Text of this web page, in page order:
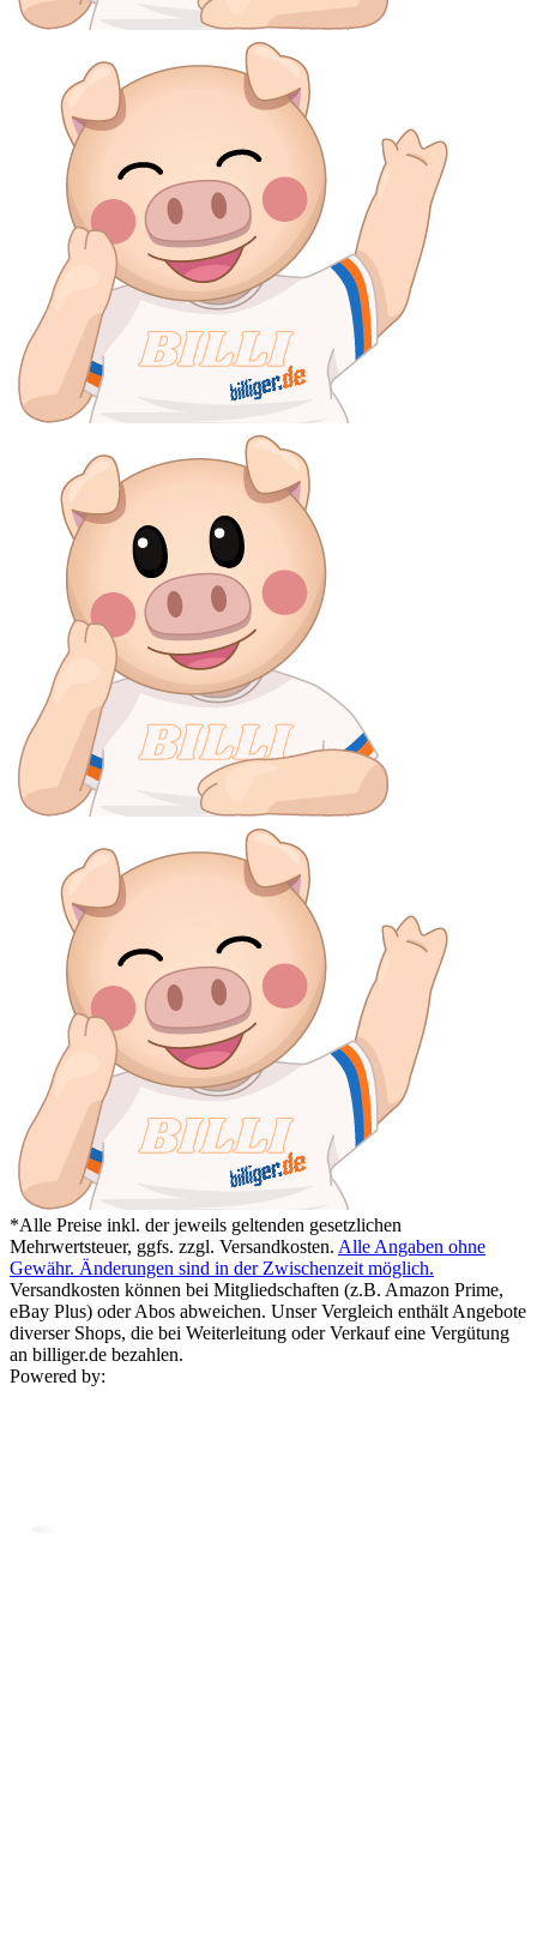
*Alle Preise inkl. der jeweils geltenden gesetzlichen
Mehrwertsteuer, ggfs. zzgl. Versandkosten. Alle Angaben ohne
Gewähr. Änderungen sind in der Zwischenzeit möglich.
Versandkosten können bei Mitgliedschaften (z.B. Amazon Prime,
eBay Plus) oder Abos abweichen. Unser Vergleich enthält Angebote
diverser Shops, die bei Weiterleitung oder Verkauf eine Vergütung
an billiger.de bezahlen.
Powered by: